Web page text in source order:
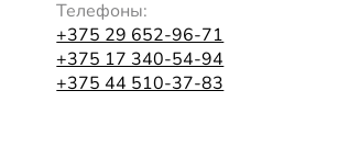
Телефоны:
+375 29 652-96-71
+375 17 340-54-94
+375 44 510-37-83